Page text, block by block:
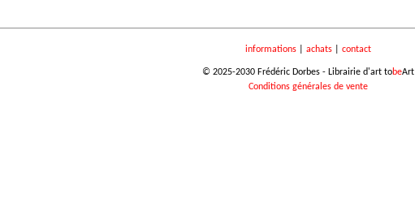
informations| achats| contact
© 2025-2030 Frédéric Dorbes - Librairie d'art tobeArt
Conditions générales de vente